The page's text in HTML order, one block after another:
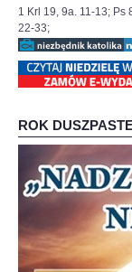
1 Krl 19, 9a. 11-13; Ps
22-33;
ROK